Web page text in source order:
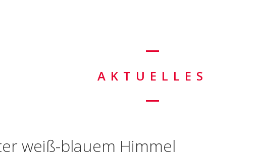
AKTUELLES
weiß-blauem Himmel